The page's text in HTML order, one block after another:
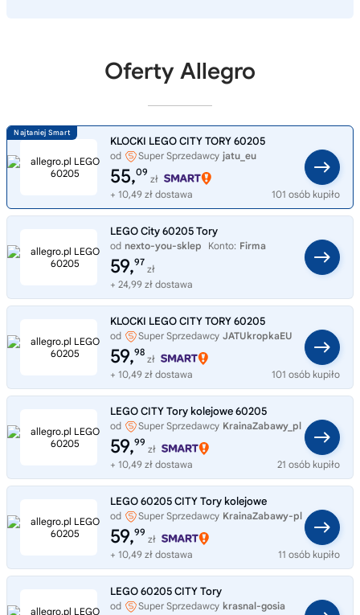
Oferty Allegro
KLOCKI LEGO CITY TORY 60205
od Super Sprzedawcy jatu_eu
55,09
zł
+ 10,49 zł dostawa
101 osób kupiło
LEGO City 60205 Tory
od nexto-you-sklep Konto: Firma
59,97
zł
+ 24,99 zł dostawa
KLOCKI LEGO CITY TORY 60205
od Super Sprzedawcy JATUkropkaEU
59,98
zł
+ 10,49 zł dostawa
101 osób kupiło
LEGO CITY Tory kolejowe 60205
od Super Sprzedawcy KrainaZabawy_pl
59,99
zł
+ 10,49 zł dostawa
21 osób kupiło
LEGO 60205 CITY Tory kolejowe
od Super Sprzedawcy KrainaZabawy-pl
59,99
zł
+ 10,49 zł dostawa
11 osób kupiło
LEGO 60205 CITY Tory
od Super Sprzedawcy krasnal-gosia